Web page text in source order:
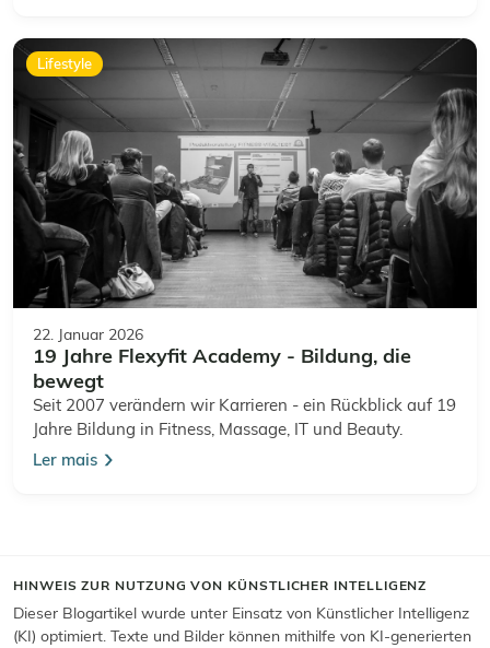
Lifestyle
22. Januar 2026
19 Jahre Flexyfit Academy - Bildung, die
bewegt
Seit 2007 verändern wir Karrieren - ein Rückblick auf 19
Jahre Bildung in Fitness, Massage, IT und Beauty.
Ler mais
HINWEIS ZUR NUTZUNG VON KÜNSTLICHER INTELLIGENZ
Dieser Blogartikel wurde unter Einsatz von Künstlicher Intelligenz
(KI) optimiert. Texte und Bilder können mithilfe von KI-generierten